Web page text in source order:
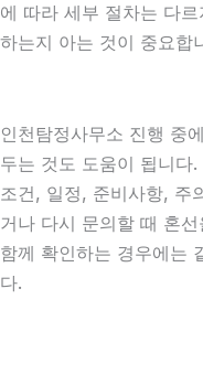
에 따라 세부 절차는 다
하는지 아는 것이 중요합
인천탐정사무소 진행 중
두는 것도 도움이 됩니
조건, 일정, 준비사항, 주
거나 다시 문의할 때 혼
함께 확인하는 경우에는
다.